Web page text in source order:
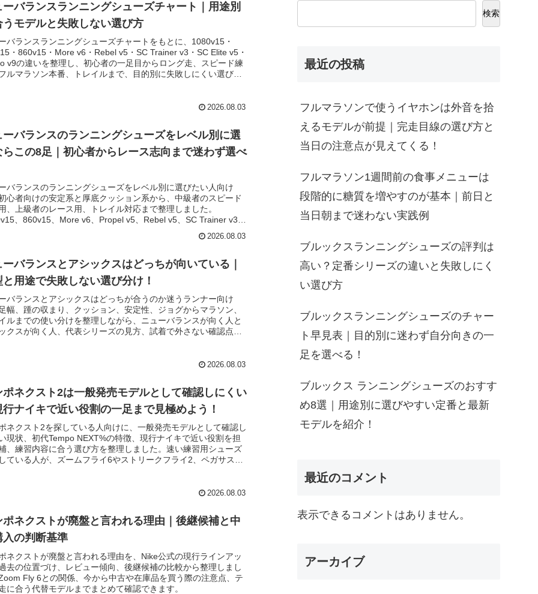
ーバランスランニングシューズチャート｜用途別
うモデルと失敗しない選び方
バランスランニングシューズチャートをもとに、1080v15・
・860v15・More v6・Rebel v5・SC Trainer v3・SC Elite v5・
v9の違いを整理し、初心者の一足目からロング走、スピード練
ルマラソン本番、トレイルまで、目的別に失敗しにくい選び方
2026.08.03
ーバランスのランニングシューズをレベル別に選
らこの8足｜初心者からレース志向まで迷わず選べ
バランスのランニングシューズをレベル別に選びたい人向け
心者向けの安定系と厚底クッション系から、中級者のスピード
、上級者のレース用、トレイル対応まで整理しました。
、860v15、More v6、Propel v5、Rebel v5、SC Trainer v3、
2026.08.03
ーバランスとアシックスはどっちが向いている｜
と用途で失敗しない選び分け！
バランスとアシックスはどっちが合うのか迷うランナー向け
幅、踵の収まり、クッション、安定性、ジョグからマラソン、
ルまでの使い分けを整理しながら、ニューバランスが向く人と
クスが向く人、代表シリーズの見方、試着で外さない確認点ま
2026.08.03
ポネクスト2は一般発売モデルとして確認しにくい
行ナイキで近い役割の一足まで見極めよう！
ネクスト2を探している人向けに、一般発売モデルとして確認し
現状、初代Tempo NEXT%の特徴、現行ナイキで近い役割を担
、練習内容に合う選び方を整理しました。速い練習用シューズ
ている人が、ズームフライ6やストリークフライ2、ペガサス系
2026.08.03
ポネクストが廃盤と言われる理由｜後継候補と中
入の判断基準
ネクストが廃盤と言われる理由を、Nike公式の現行ラインアッ
去の位置づけ、レビュー傾向、後継候補の比較から整理しまし
Fly 6との関係、今から中古や在庫品を買う際の注意点、テ
に合う代替モデルまでまとめて確認できます。
検索
最近の投稿
フルマラソンで使うイヤホンは外音を拾
えるモデルが前提｜完走目線の選び方と
当日の注意点が見えてくる！
フルマラソン1週間前の食事メニューは
段階的に糖質を増やすのが基本｜前日と
当日朝まで迷わない実践例
ブルックスランニングシューズの評判は
高い？定番シリーズの違いと失敗しにく
い選び方
ブルックスランニングシューズのチャー
ト早見表｜目的別に迷わず自分向きの一
足を選べる！
ブルックス ランニングシューズのおすす
め8選｜用途別に選びやすい定番と最新
モデルを紹介！
最近のコメント
表示できるコメントはありません。
アーカイブ